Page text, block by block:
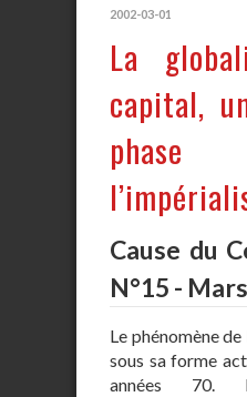
2002-03-01
La
capital,
Cause du
N°15 -
Le phénomène
sous sa forme
années 70.